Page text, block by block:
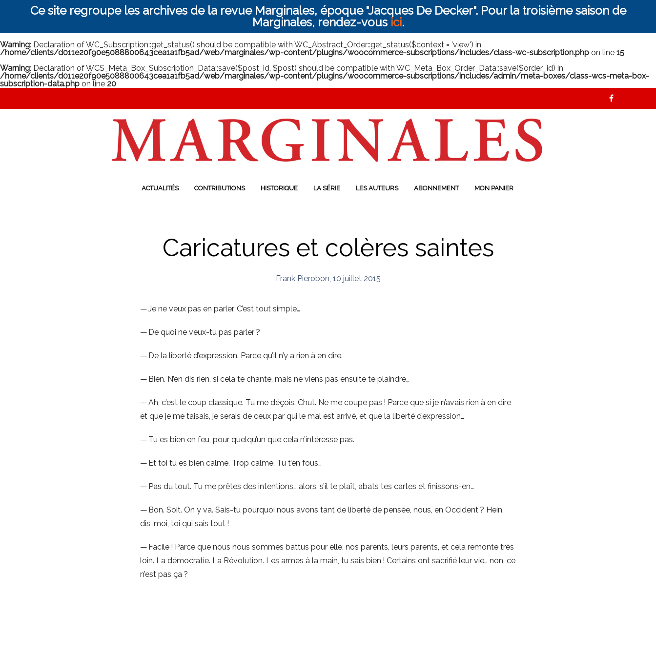
Ce site regroupe les archives de la revue Marginales, époque "Jacques De Decker". Pour la troisième saison de
Marginales, rendez-vous ici.
Warning: Declaration of WC_Subscription::get_status() should be compatible with WC_Abstract_Order::get_status($context = 'view') in
/home/clients/d011e20f90e5088800643cea1a1fb5ad/web/marginales/wp-content/plugins/woocommerce-subscriptions/includes/class-wc-subscription.php on line 15
Warning: Declaration of WCS_Meta_Box_Subscription_Data::save($post_id, $post) should be compatible with WC_Meta_Box_Order_Data::save($order_id) in
/home/clients/d011e20f90e5088800643cea1a1fb5ad/web/marginales/wp-content/plugins/woocommerce-subscriptions/includes/admin/meta-boxes/class-wcs-meta-box-
subscription-data.php on line 20
ACTUALITÉS CONTRIBUTIONS HISTORIQUE LA SÉRIE LES AUTEURS ABONNEMENT MON PANIER
Caricatures et colères saintes
Frank Pierobon 10 juillet 2015
— Je ne veux pas en parler. C’est tout simple…
— De quoi ne veux-tu pas parler ?
— De la liberté d’expression. Parce qu’il n’y a rien à en dire.
— Bien. N’en dis rien, si cela te chante, mais ne viens pas ensuite te plaindre…
— Ah, c’est le coup classique. Tu me déçois. Chut. Ne me coupe pas ! Parce que si je n’avais rien à en dire
et que je me taisais, je serais de ceux par qui le mal est arrivé, et que la liberté d’expression…
— Tu es bien en feu, pour quelqu’un que cela n’intéresse pas.
— Et toi tu es bien calme. Trop calme. Tu t’en fous…
— Pas du tout. Tu me prêtes des intentions… alors, s’il te plaît, abats tes cartes et finissons-en…
— Bon. Soit. On y va. Sais-tu pourquoi nous avons tant de liberté de pensée, nous, en Occident ? Hein,
dis-moi, toi qui sais tout !
— Facile ! Parce que nous nous sommes battus pour elle, nos parents, leurs parents, et cela remonte très
loin. La démocratie. La Révolution. Les armes à la main, tu sais bien ! Certains ont sacrifié leur vie… non, ce
n’est pas ça ?